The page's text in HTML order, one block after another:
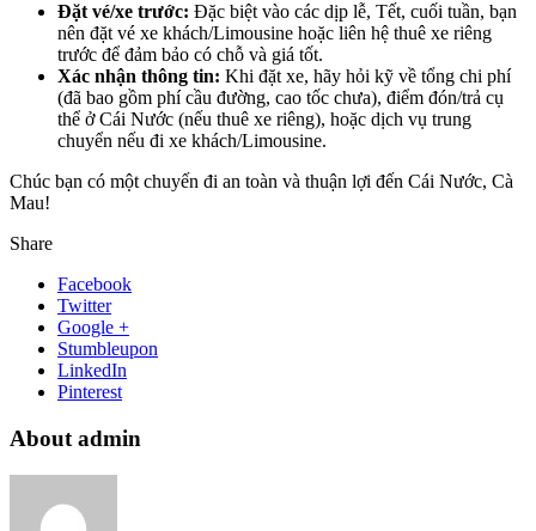
Đặt vé/xe trước: Đặc biệt vào các dịp lễ, Tết, cuối tuần, bạn
nên đặt vé xe khách/Limousine hoặc liên hệ thuê xe riêng
trước để đảm bảo có chỗ và giá tốt.
Xác nhận thông tin: Khi đặt xe, hãy hỏi kỹ về tổng chi phí
(đã bao gồm phí cầu đường, cao tốc chưa), điểm đón/trả cụ
thể ở Cái Nước (nếu thuê xe riêng), hoặc dịch vụ trung
chuyển nếu đi xe khách/Limousine.
Chúc bạn có một chuyến đi an toàn và thuận lợi đến Cái Nước, Cà
Mau!
Share
Facebook
Twitter
Google +
Stumbleupon
LinkedIn
Pinterest
About admin